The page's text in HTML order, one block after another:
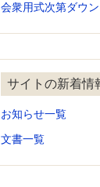
会衆用式次第ダウ
サイトの新着情
お知らせ一覧
文書一覧